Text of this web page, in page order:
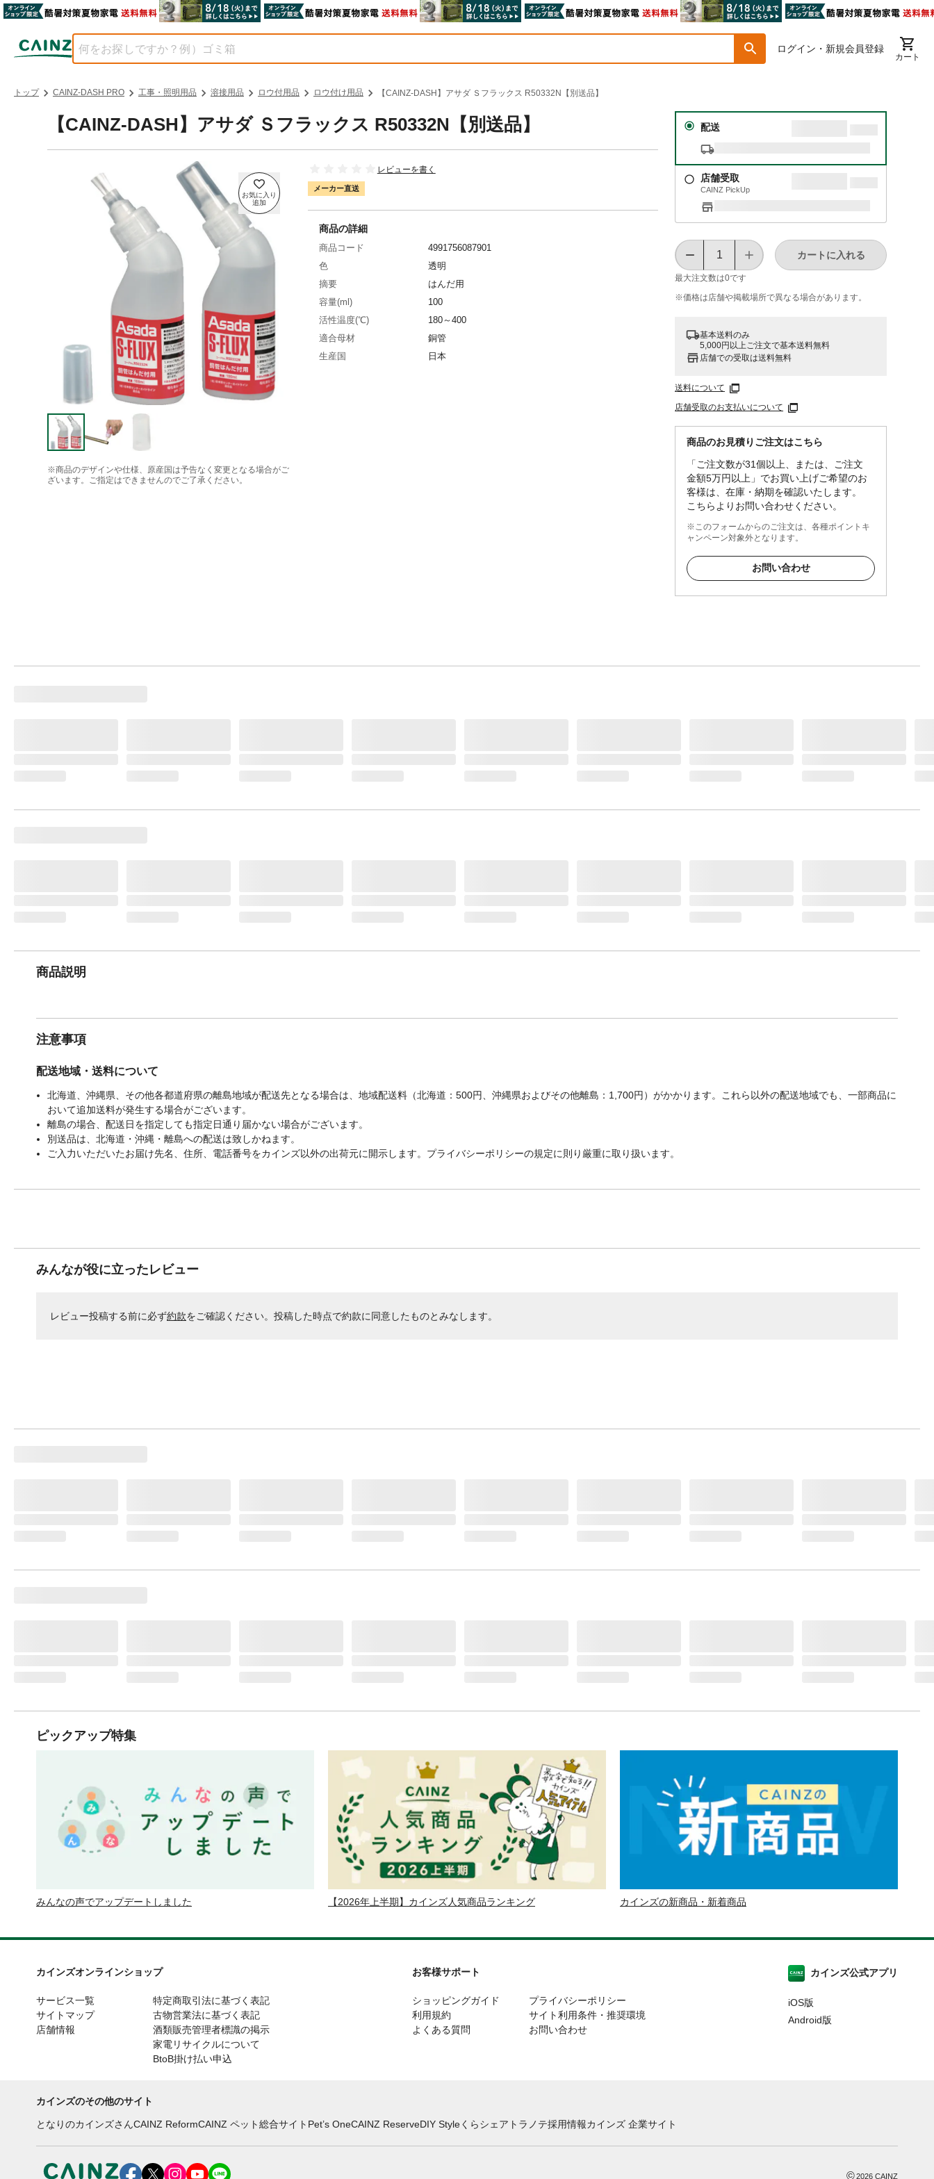
ログイン・新規会員登録
カート
トップ CAINZ-DASH PRO 工事・照明用品 溶接用品 ロウ付用品 ロウ付け用品 【CAINZ-DASH】アサダ Ｓフラックス R50332N【別送品】
【CAINZ-DASH】アサダ Ｓフラックス R50332N【別送品】
※商品のデザインや仕様、原産国は予告なく変更となる場合がご
ざいます。ご指定はできませんのでご了承ください。
レビューを書く
メーカー直送
配送
店舗受取
CAINZ PickUp
最大注文数は0です
カートに入れる
※価格は​店舗や​掲載場所で​異なる​場合が​あります。
基本送料のみ
5,000円以上ご注文で基本送料無料
店舗での受取は送料無料
送料について
店舗受取のお支払いについて
商品のお見積りご注文はこちら
「ご注文数が31個以上、または、ご注文
金額5万円以上」でお買い上げご希望のお
客様は、在庫・納期を確認いたします。
こちらよりお問い合わせください。
※このフォームからのご注文は、各種ポイントキ
ャンペーン対象外となります。
お問い合わせ
商品の詳細
商品コード
4991756087901
色
透明
摘要
はんだ用
容量(ml)
100
活性温度(℃)
180～400
適合母材
銅管
生産国
日本
商品説明
注意事項
配送地域・送料について
北海道、沖縄県、その他各都道府県の離島地域が配送先となる場合は、地域配送料（北海道：500円、沖縄県およびその他離島：1,700円）がかかります。これら以外の配送地域でも、一部商品に
おいて追加送料が発生する場合がございます。
離島の場合、配送日を指定しても指定日通り届かない場合がございます。
別送品は、北海道・沖縄・離島への配送は致しかねます。
ご入力いただいたお届け先名、住所、電話番号をカインズ以外の出荷元に開示します。プライバシーポリシーの規定に則り厳重に取り扱います。
みんなが役に立ったレビュー
レビュー投稿する前に必ず約款をご確認ください。投稿した時点で約款に同意したものとみなします。
ピックアップ特集
みんなの声でアップデートしました 【2026年上半期】カインズ人気商品ランキング カインズの新商品・新着商品
カインズオンラインショップ
サービス一覧
サイトマップ
店舗情報
特定商取引法に基づく表記
古物営業法に基づく表記
酒類販売管理者標識の掲示
家電リサイクルについて
BtoB掛け払い申込
お客様サポート
ショッピングガイド
利用規約
よくある質問
プライバシーポリシー
サイト利用条件・推奨環境
お問い合わせ
カインズ公式アプリ
iOS版
Android版
カインズのその他のサイト
となりのカインズさんCAINZ ReformCAINZ ペット総合サイト Pet’s OneCAINZ ReserveDIY Styleくらシェア トラノテ採用情報カインズ 企業サイト
©2026 CAINZ